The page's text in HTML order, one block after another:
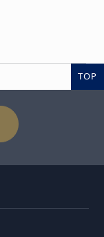
TOP